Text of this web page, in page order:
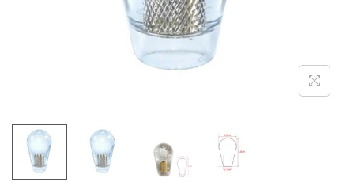
a
c
i
i
d
o